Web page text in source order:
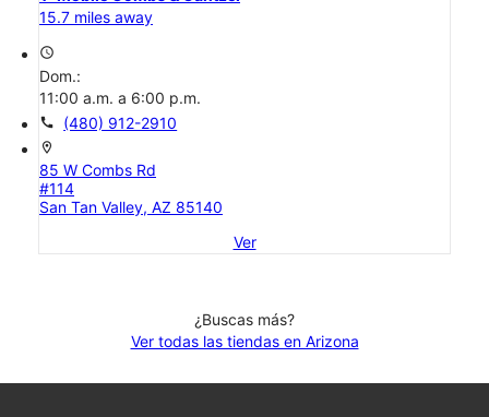
15.7 miles away
access_time
Dom.:
11:00 a.m. a 6:00 p.m.
call (480) 912-2910
location_on
85 W Combs Rd
#114
San Tan Valley, AZ 85140
Ver
¿Buscas más?
Ver todas las tiendas en Arizona